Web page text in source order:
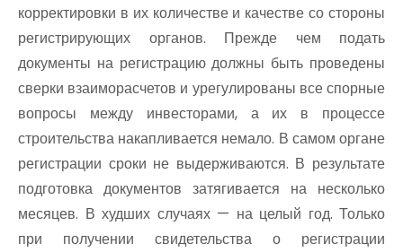
корректировки в их количестве и качестве со стороны
регистрирующих органов. Прежде чем подать
документы на регистрацию должны быть проведены
сверки взаиморасчетов и урегулированы все спорные
вопросы между инвесторами, а их в процессе
строительства накапливается немало. В самом органе
регистрации сроки не выдерживаются. В результате
подготовка документов затягивается на несколько
месяцев. В худших случаях — на целый год. Только
при получении свидетельства о регистрации